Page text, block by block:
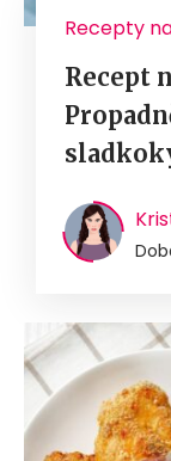
Recepty
Recept